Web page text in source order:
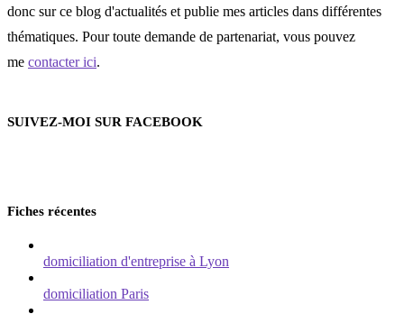
donc sur ce blog d'actualités et publie mes articles dans différentes
thématiques. Pour toute demande de partenariat, vous pouvez
me contacter ici.
SUIVEZ-MOI SUR FACEBOOK
Fiches récentes
domiciliation d'entreprise à Lyon
domiciliation Paris